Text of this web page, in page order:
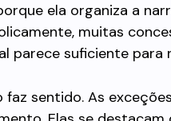
ela organiza a
muitas
parece suficiente
faz sentido. As